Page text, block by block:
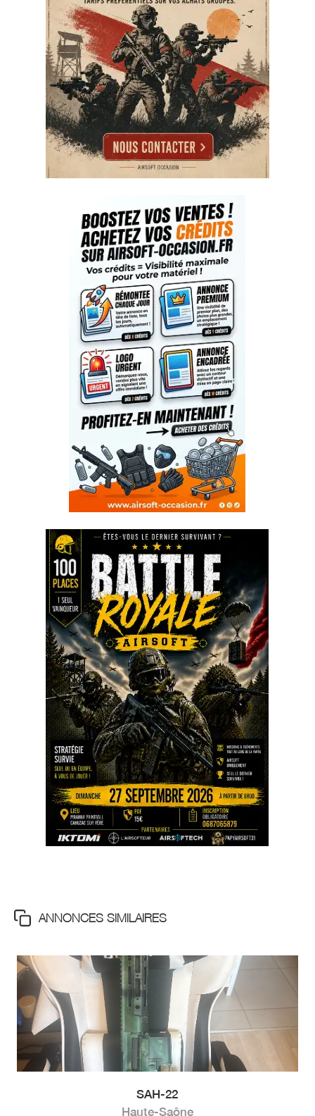
ANNONCES SIMILAIRES
SAH-22
Haute-Saône